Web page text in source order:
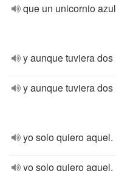
que un unicornio azul
y aunque tuviera dos
y aunque tuviera dos
yo solo quiero aquel.
yo solo quiero aquel.